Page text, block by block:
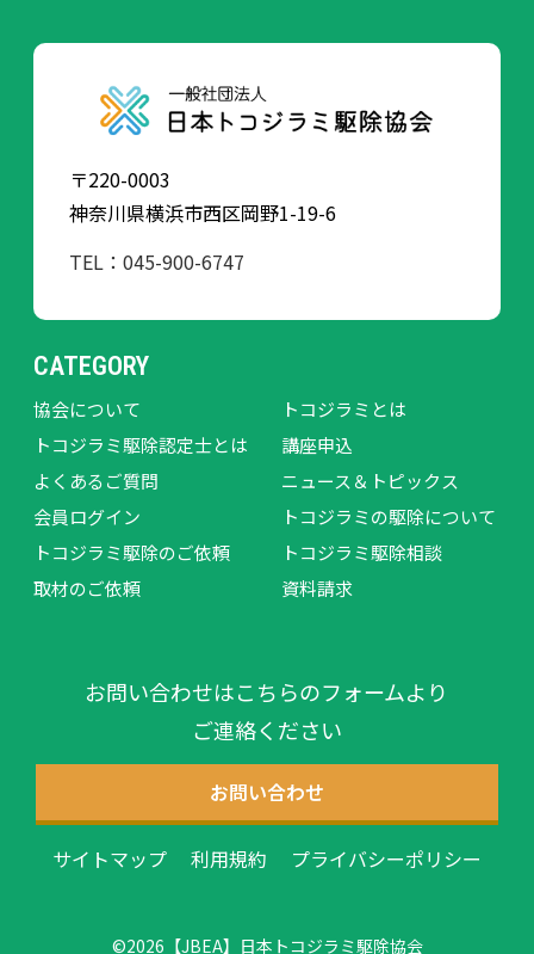
〒220-0003
神奈川県横浜市西区岡野1-19-6
TEL：045-900-6747
CATEGORY
協会について
トコジラミとは
トコジラミ駆除認定士とは
講座申込
よくあるご質問
ニュース＆トピックス
会員ログイン
トコジラミの駆除について
トコジラミ駆除のご依頼
トコジラミ駆除相談
取材のご依頼
資料請求
お問い合わせはこちらのフォームより
ご連絡ください
お問い合わせ
サイトマップ 利用規約 プライバシーポリシー
©2026【JBEA】日本トコジラミ駆除協会